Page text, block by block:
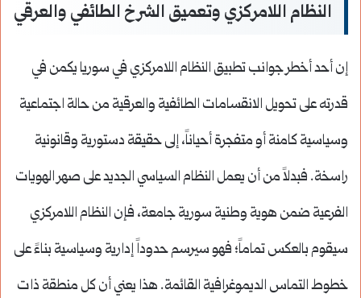
النظام اللامركزي وتعميق الشرخ الطائفي والعرقي
إن أحد أخطر جوانب تطبيق النظام اللامركزي في سوريا يكمن في
قدرته على تحويل الانقسامات الطائفية والعرقية من حالة اجتماعية
وسياسية كامنة أو متفجرة أحياناً، إلى حقيقة دستورية وقانونية
راسخة. فبدلاً من أن يعمل النظام السياسي الجديد على صهر الهويات
الفرعية ضمن هوية وطنية سورية جامعة، فإن النظام اللامركزي
سيقوم بالعكس تماماً؛ فهو سيرسم حدوداً إدارية وسياسية بناءً على
خطوط التماس الديموغرافية القائمة. هذا يعني أن كل منطقة ذات